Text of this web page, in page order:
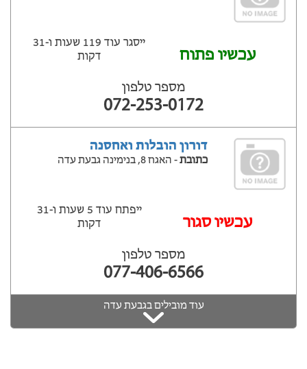
עכשיו פתוח
ייסגר עוד 119 שעות ‫ו-31
דקות
מספר טלפון
072-253-0172
דורון הובלות ואחסנה
כתובת- האגוז 8, בנימינה גבעת עדה
‫עכשיו סגור
ייפתח עוד 5 שעות ‫ו-31
דקות
מספר טלפון
077-406-6566
עוד מובילים בגבעת עדה